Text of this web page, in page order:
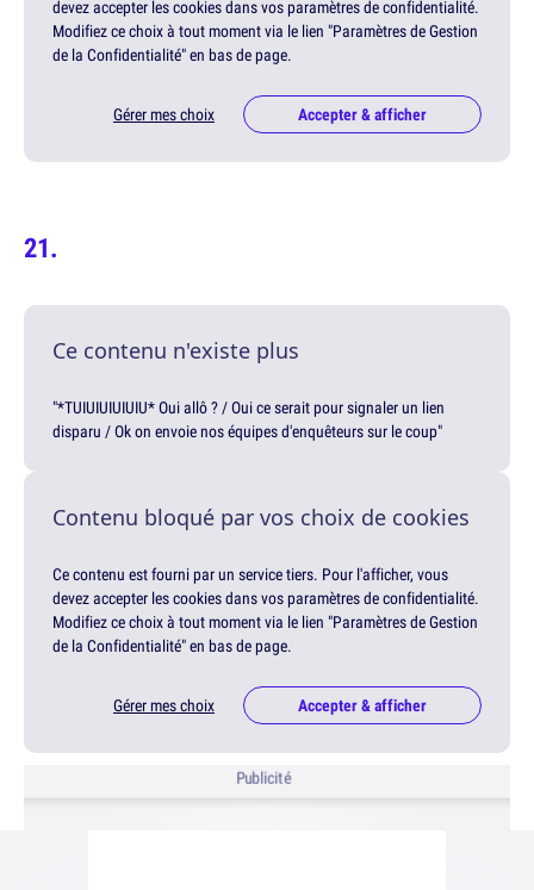
devez accepter les cookies dans vos paramètres de confidentialité.
Modifiez ce choix à tout moment via le lien "Paramètres de Gestion
de la Confidentialité" en bas de page.
Gérer mes choix Accepter & afficher
Ce contenu n'existe plus
"*TUIUIUIUIUIU* Oui allô ? / Oui ce serait pour signaler un lien
disparu / Ok on envoie nos équipes d'enquêteurs sur le coup"
Contenu bloqué par vos choix de cookies
Ce contenu est fourni par un service tiers. Pour l'afficher, vous
devez accepter les cookies dans vos paramètres de confidentialité.
Modifiez ce choix à tout moment via le lien "Paramètres de Gestion
de la Confidentialité" en bas de page.
Gérer mes choix Accepter & afficher
Publicité